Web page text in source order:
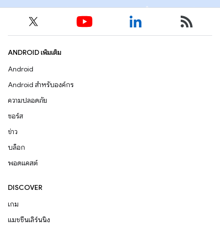
ANDROID เพิ่มเติม
Android
Android สำหรับองค์กร
ความปลอดภัย
ซอร์ส
ข่าว
บล็อก
พอดแคสต์
DISCOVER
เกม
แมชชีนเลิร์นนิง